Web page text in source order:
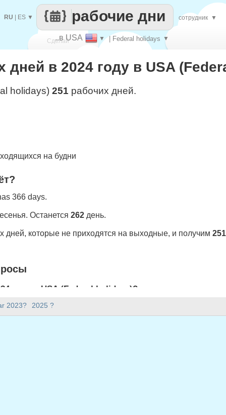
Сделай
каждый
..в USA ▼ | Federal holidays ▼
рабочие дни
RU ES ▼ сотрудник ▼
2023? 2025 ?
дней в 2024 году в USA
holidays) 251 рабочих дней.
на будни
366 days.
Останется 262 день.
дней, которые не приходятся на выходные, и получим 251
году в USA (Federal holidays)?
251 рабочих дней.